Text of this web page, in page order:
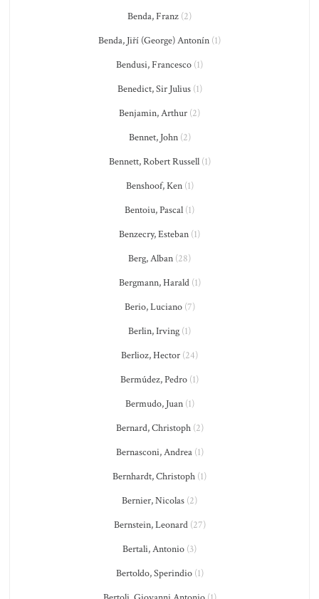
Benda, Franz (2)
Benda, Jiří (George) Antonín (1)
Bendusi, Francesco (1)
Benedict, Sir Julius(1)
Benjamin, Arthur (2)
Bennet, John(2)
Bennett, Robert Russell(1)
Benshoof, Ken(1)
Bentoiu, Pascal (1)
Benzecry, Esteban (1)
Berg, Alban (28)
Bergmann, Harald(1)
Berio, Luciano(7)
Berlin, Irving (1)
Berlioz, Hector (24)
Bermúdez, Pedro (1)
Bermudo, Juan(1)
Bernard, Christoph(2)
Bernasconi, Andrea(1)
Bernhardt, Christoph (1)
Bernier, Nicolas (2)
Bernstein, Leonard(27)
Bertali, Antonio (3)
Bertoldo, Sperindio(1)